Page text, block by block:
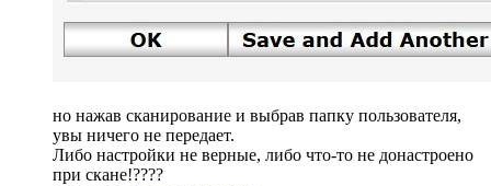
но нажав сканирование и выбрав папку пользователя,
увы ничего не передает.
Либо настройки не верные, либо что-то не донастроено
при скане!????